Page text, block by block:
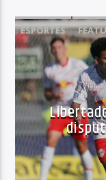
ESPORTES